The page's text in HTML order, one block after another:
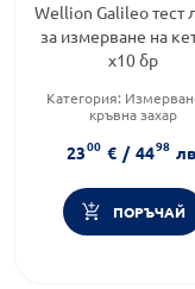
Wellion Galileo тест
за измерване на
х10 бр
Категория:
кръвна захар
Форма на продукта:
2300 € / 4498
ПОРЪЧАЙ